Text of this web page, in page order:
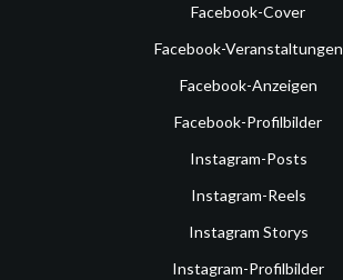
Facebook-Cover
Facebook-Veranstaltungen
Facebook-Anzeigen
Facebook-Profilbilder
Instagram-Posts
Instagram-Reels
Instagram Storys
Instagram-Profilbilder